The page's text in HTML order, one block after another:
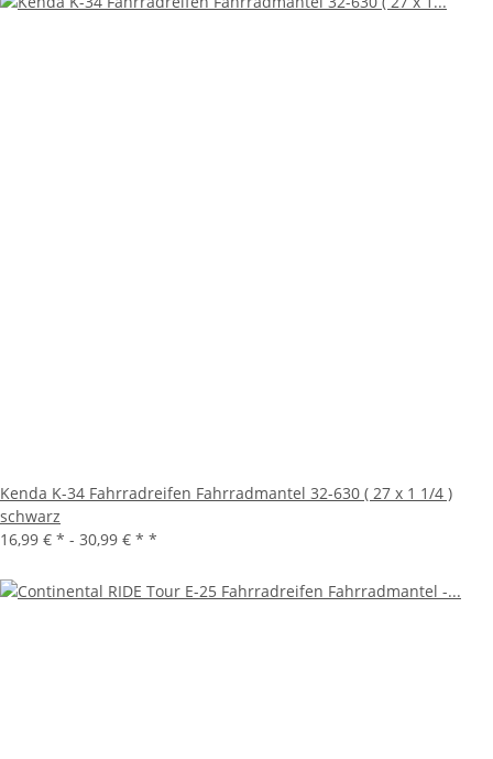
Kenda K-34 Fahrradreifen Fahrradmantel 32-630 ( 27 x 1 1/4 )
schwarz
16,99 € * - 30,99 € * *